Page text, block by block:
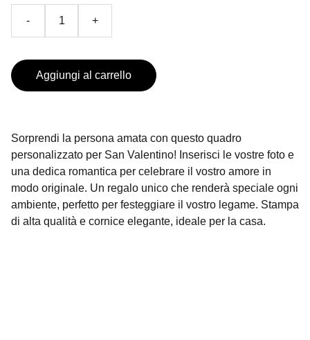
- +
Aggiungi al carrello
Sorprendi la persona amata con questo quadro
personalizzato per San Valentino! Inserisci le vostre foto e
una dedica romantica per celebrare il vostro amore in
modo originale. Un regalo unico che renderà speciale ogni
ambiente, perfetto per festeggiare il vostro legame. Stampa
di alta qualità e cornice elegante, ideale per la casa.